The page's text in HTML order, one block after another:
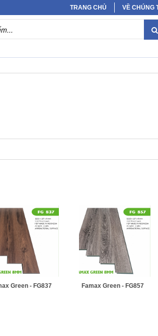
TRANG CHỦ VỀ CHÚNG
Green - FG837 Famax Green - FG857